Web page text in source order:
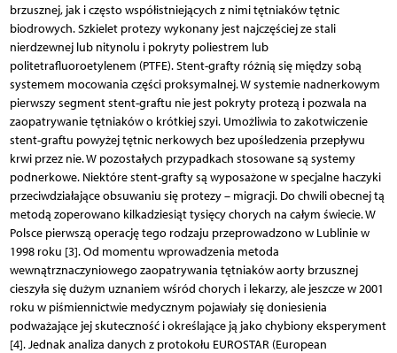
brzusznej, jak i często współistniejących z nimi tętniaków tętnic
biodrowych. Szkielet protezy wykonany jest najczęściej ze stali
nierdzewnej lub nitynolu i pokryty poliestrem lub
politetrafluoroetylenem (PTFE). Stent-grafty różnią się między sobą
systemem mocowania części proksymalnej. W systemie nadnerkowym
pierwszy segment stent-graftu nie jest pokryty protezą i pozwala na
zaopatrywanie tętniaków o krótkiej szyi. Umożliwia to zakotwiczenie
stent-graftu powyżej tętnic nerkowych bez upośledzenia przepływu
krwi przez nie. W pozostałych przypadkach stosowane są systemy
podnerkowe. Niektóre stent-grafty są wyposażone w specjalne haczyki
przeciwdziałające obsuwaniu się protezy – migracji. Do chwili obecnej tą
metodą zoperowano kilkadziesiąt tysięcy chorych na całym świecie. W
Polsce pierwszą operację tego rodzaju przeprowadzono w Lublinie w
1998 roku [3]. Od momentu wprowadzenia metoda
wewnątrznaczyniowego zaopatrywania tętniaków aorty brzusznej
cieszyła się dużym uznaniem wśród chorych i lekarzy, ale jeszcze w 2001
roku w piśmiennictwie medycznym pojawiały się doniesienia
podważające jej skuteczność i określające ją jako chybiony eksperyment
[4]. Jednak analiza danych z protokołu EUROSTAR (European